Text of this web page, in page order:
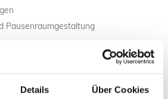
Details Über Cookies
Pausenraumgestaltung
Arbeitsumgebung
funktionales Arbeitsumfeld. Dazu